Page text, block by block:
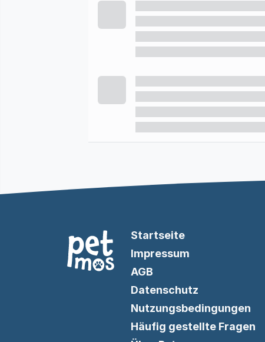
Startseite
Impressum
AGB
Datenschutz
Nutzungsbedingungen
Häufig gestellte Fragen